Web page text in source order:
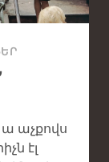
աչքովս
էլ